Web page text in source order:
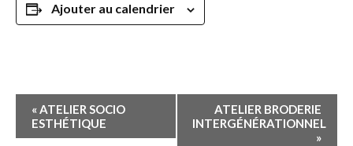
Ajouter au calendrier
Navigation
Évènement
«ATELIER SOCIO
ESTHÉTIQUE
ATELIER BRODERIE
INTERGÉNÉRATIONNEL
»